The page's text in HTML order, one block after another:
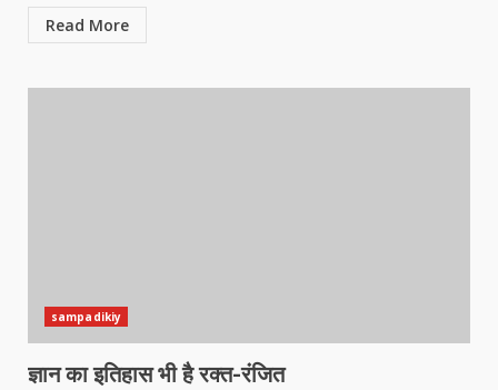
Read More
sampadikiy
ज्ञान का इतिहास भी है रक्‍त-रंज‍ित